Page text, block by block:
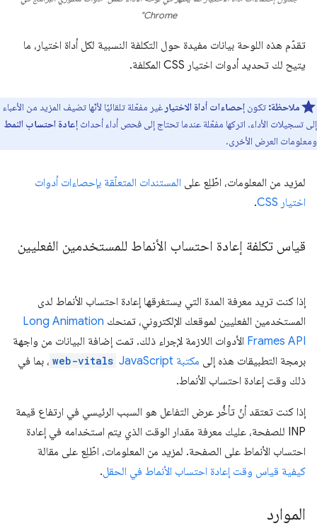
Chrome"
تقدّم هذه اللوحة بيانات مفيدة حول التكلفة النسبية لكل أداة اختيار، ما
يتيح لك تحديد أدوات اختيار CSS المكلفة.
ملاحظة: تكون إحصاءات أداة الاختيار غير مفعّلة تلقائيًا لأنّها تضيف المزيد من الأعباء
إلى تسجيلات الأداء. اتركها مفعّلة عندما تحتاج إلى فحص أداء أحداث إعادة احتساب النمط
ومعلومات العرض الأخرى.
لمزيد من المعلومات، اطّلِع على المستندات المتعلّقة بإحصاءات أدوات
اختيار CSS
.
قياس تكلفة إعادة احتساب الأنماط للمستخدمين الفعليين
إذا كنت تريد معرفة المدة التي يستغرقها إعادة احتساب الأنماط لدى
المستخدمين الفعليين لموقعك الإلكتروني، تمنحك Long Animation
Frames API الأدوات اللازمة لإجراء ذلك. تمت إضافة البيانات من واجهة
برمجة التطبيقات هذه إلى مكتبة JavaScript web-vitals ، بما في
ذلك وقت إعادة احتساب الأنماط.
إذا كنت تعتقد أنّ تأخُّر عرض التفاعل هو السبب الرئيسي في ارتفاع قيمة
INP للصفحة، عليك معرفة مقدار الوقت الذي يتم استخدامه في إعادة
احتساب الأنماط على الصفحة. لمزيد من المعلومات، اطّلِع على مقالة
كيفية قياس وقت إعادة احتساب الأنماط في الحقل.
الموارد